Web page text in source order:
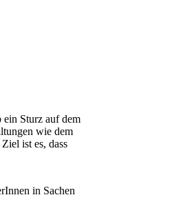
ein Sturz auf dem
wie dem
ist es, dass
in Sachen